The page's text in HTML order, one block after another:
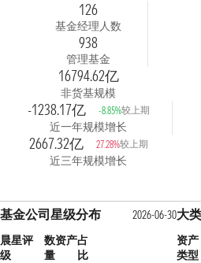
126
基金经理人数
938
管理基金
16794.62亿
非货基规模
-1238.17亿 -8.85%较上期
近一年规模增长
2667.32亿 27.28%较上期
近三年规模增长
基金公司星级分布
2026-06-30
晨星评
级
数
量
资产占
比
大
资产
类型